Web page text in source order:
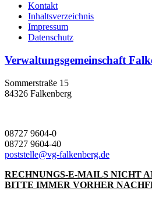
Kontakt
Inhaltsverzeichnis
Impressum
Datenschutz
Verwaltungsgemeinschaft
Sommerstraße 15
84326 Falkenberg
08727 9604-0
08727 9604-40
poststelle@vg-falkenberg.de
RECHNUNGS-E-MAILS NICHT
BITTE IMMER VORHER